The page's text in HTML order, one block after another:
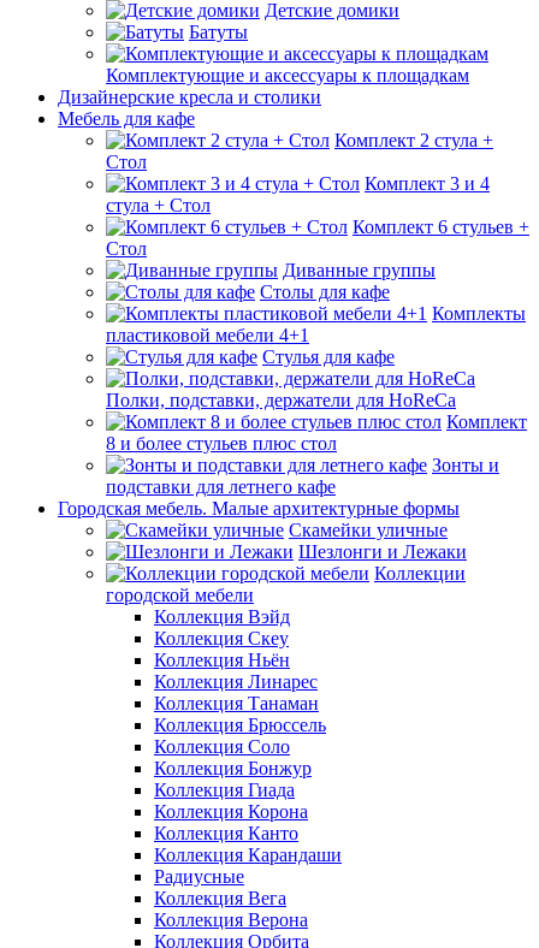
Детские домики
Батуты
Комплектующие и аксессуары к площадкам
Дизайнерские кресла и столики
Мебель для кафе
Комплект 2 стула +
Стол
Комплект 3 и 4
стула + Стол
Комплект 6 стульев +
Стол
Диванные группы
Столы для кафе
Комплекты
пластиковой мебели 4+1
Стулья для кафе
Полки, подставки, держатели для HoReCa
Комплект
8 и более стульев плюс стол
Зонты и
подставки для летнего кафе
Городская мебель. Малые архитектурные формы
Скамейки уличные
Шезлонги и Лежаки
Коллекции
городской мебели
Коллекция Вэйд
Коллекция Скеу
Коллекция Ньён
Коллекция Линарес
Коллекция Танаман
Коллекция Брюссель
Коллекция Соло
Коллекция Бонжур
Коллекция Гиада
Коллекция Корона
Коллекция Канто
Коллекция Карандаши
Радиусные
Коллекция Вега
Коллекция Верона
Коллекция Орбита